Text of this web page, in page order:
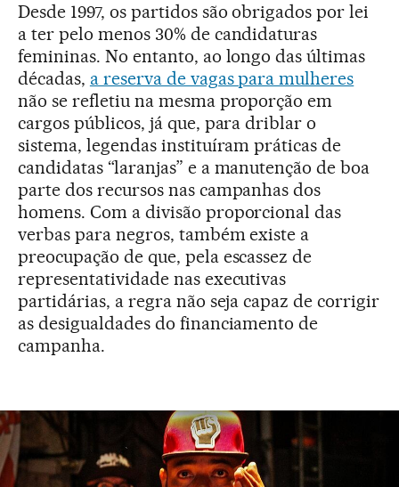
Desde 1997, os partidos são obrigados por lei
a ter pelo menos 30% de candidaturas
femininas. No entanto, ao longo das últimas
décadas, a reserva de vagas para mulheres
não se refletiu na mesma proporção em
cargos públicos, já que, para driblar o
sistema, legendas instituíram práticas de
candidatas “laranjas” e a manutenção de boa
parte dos recursos nas campanhas dos
homens. Com a divisão proporcional das
verbas para negros, também existe a
preocupação de que, pela escassez de
representatividade nas executivas
partidárias, a regra não seja capaz de corrigir
as desigualdades do financiamento de
campanha.